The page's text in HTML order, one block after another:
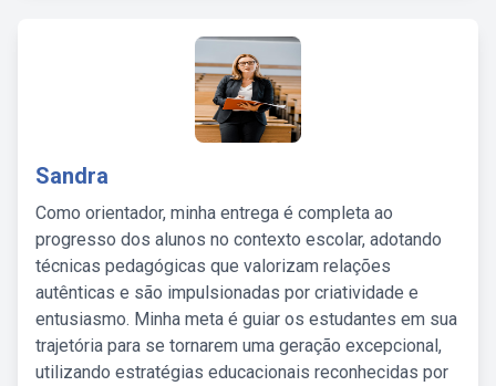
Sandra
Como orientador, minha entrega é completa ao
progresso dos alunos no contexto escolar, adotando
técnicas pedagógicas que valorizam relações
autênticas e são impulsionadas por criatividade e
entusiasmo. Minha meta é guiar os estudantes em sua
trajetória para se tornarem uma geração excepcional,
utilizando estratégias educacionais reconhecidas por